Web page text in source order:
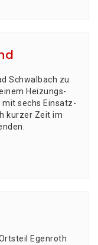
Schwal­bach zu
Hei­zungs­
mit sechs Ein­satz­
kur­zer Zeit im
Egen­roth